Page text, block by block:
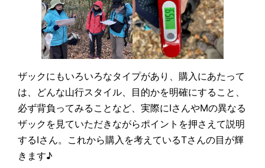
ザックにもいろいろなタイプがあり、購入にあたって
は、どんな山行スタイル、目的かを明確にすること、
必ず背負ってみることなど、実際にIさんやMの異なる
ザックを見ていただきながらポイントを押さえて説明
するIさん。これから購入を考えているTさんの目が輝
きます♪